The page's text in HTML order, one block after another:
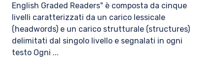
English Graded Readers" è composta da cinque
livelli caratterizzati da un carico lessicale
(headwords) e un carico strutturale (structures)
delimitati dal singolo livello e segnalati in ogni
testo Ogni ...